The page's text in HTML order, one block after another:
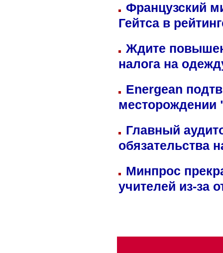
Французский
Гейтса в
Ждите
налога на
Energean
Главный
обязательства
Минпрос
учителей из-за